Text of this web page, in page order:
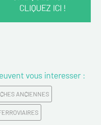
CLIQUEZ ICI !
vous interesser :
ANCIENNES